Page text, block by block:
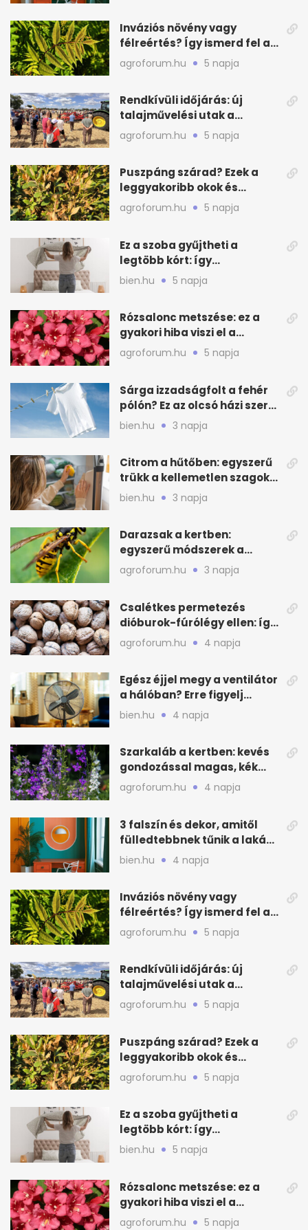
Inváziós növény vagy
félreértés? Így ismerd fel a
valódi kockázatot
agroforum.hu 5 napja
Rendkívüli időjárás: új
talajművelési utak a
gazdáknak
agroforum.hu 5 napja
Puszpáng szárad? Ezek a
leggyakoribb okok és
teendők
agroforum.hu 5 napja
Ez a szoba gyűjtheti a
legtöbb kórt: így
mélytisztítsd otthon
bien.hu 5 napja
Rózsalonc metszése: ez a
gyakori hiba viszi el a
virágzást
agroforum.hu 5 napja
Sárga izzadságfolt a fehér
pólón? Ez az olcsó házi szer
beválhat
bien.hu 3 napja
Citrom a hűtőben: egyszerű
trükk a kellemetlen szagok
ellen
bien.hu 3 napja
Darazsak a kertben:
egyszerű módszerek a
távoltartásukra nyáron
agroforum.hu 3 napja
Csalétkes permetezés
dióburok-fúrólégy ellen: így
csináld a kertben
agroforum.hu 4 napja
Egész éjjel megy a ventilátor
a hálóban? Erre figyelj
alvásnál nyáron
bien.hu 4 napja
Szarkaláb a kertben: kevés
gondozással magas, kék
virágfalat ad
agroforum.hu 4 napja
3 falszín és dekor, amitől
fülledtebbnek tűnik a lakás
nyáron
bien.hu 4 napja
Inváziós növény vagy
félreértés? Így ismerd fel a
valódi kockázatot
agroforum.hu 5 napja
Rendkívüli időjárás: új
talajművelési utak a
gazdáknak
agroforum.hu 5 napja
Puszpáng szárad? Ezek a
leggyakoribb okok és
teendők
agroforum.hu 5 napja
Ez a szoba gyűjtheti a
legtöbb kórt: így
mélytisztítsd otthon
bien.hu 5 napja
Rózsalonc metszése: ez a
gyakori hiba viszi el a
virágzást
agroforum.hu 5 napja